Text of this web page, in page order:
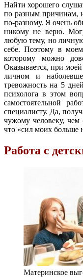
Найти хорошего
по разным причинам,
по-разному. Я очень
никому не верю.
любую тему, но
себе. Поэтому в
которому можно
Оказывается, при
личном и
тревожность на 5
психолога в этом
самостоятельной
специалисту. Да,
чужому человеку,
что «сил моих больше
Работа с
Материнское